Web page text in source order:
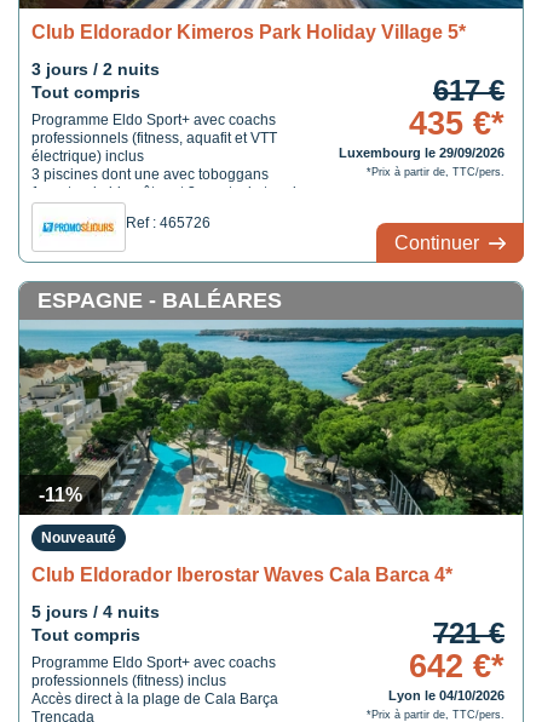
Club Eldorador Kimeros Park Holiday Village 5*
3 jours / 2 nuits
Tout compris
Programme Eldo Sport+ avec coachs
professionnels (fitness, aquafit et VTT
électrique) inclus
3 piscines dont une avec toboggans
1 centre de bien-être et 3 courts de tennis
Ref : 465726
617 €
435 €*
Luxembourg le 29/09/2026
*Prix à partir de, TTC/pers.
Continuer
-11%
ESPAGNE - BALÉARES
Nouveauté
Club Eldorador Iberostar Waves Cala Barca 4*
5 jours / 4 nuits
Tout compris
Programme Eldo Sport+ avec coachs
professionnels (fitness) inclus
Accès direct à la plage de Cala Barça
Trencada
721 €
642 €*
Lyon le 04/10/2026
*Prix à partir de, TTC/pers.